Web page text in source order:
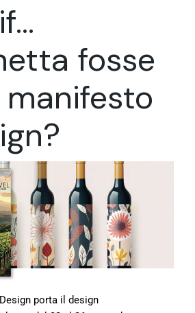
fosse
porta il design